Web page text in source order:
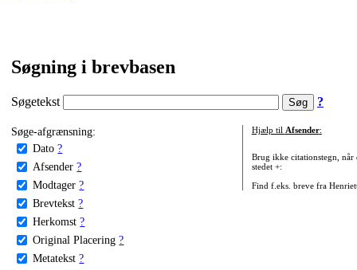
Søgning i brevbasen
Søgetekst ?
Søge-afgrænsning:
Dato ?
Afsender ?
Modtager ?
Brevtekst ?
Herkomst ?
Original Placering ?
Metatekst ?
Hjælp til Afsender:
Brug ikke citationstegn, når
stedet +:
Find f.eks. breve fra